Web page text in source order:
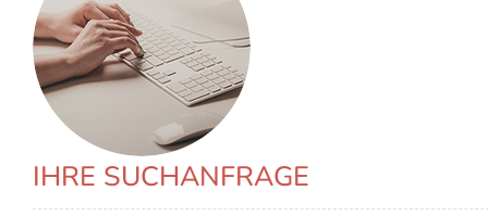
IHRE SUCHANFRAGE